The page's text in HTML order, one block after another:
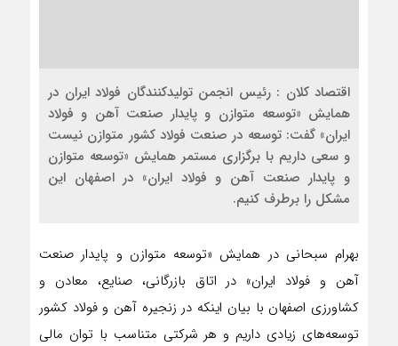
اقتصاد کلان : رئیس انجمن تولیدکنندگان فولاد ایران در
همایش «توسعه متوازن و پایدار صنعت آهن و فولاد
ایران» گفت: توسعه در صنعت فولاد کشور متوازن نیست
و سعی داریم با برگزاری مستمر همایش «توسعه متوازن
و پایدار صنعت آهن و فولاد ایران» در اصفهان این
مشکل را برطرف کنیم.
بهرام سبحانی در همایش «توسعه متوازن و پایدار صنعت
آهن و فولاد ایران» در اتاق بازرگانی، صنایع، معادن و
کشاورزی اصفهان با بیان اینکه در زنجیره آهن و فولاد کشور
توسعه‌های زیادی داریم و هر شرکتی متناسب با توان مالی